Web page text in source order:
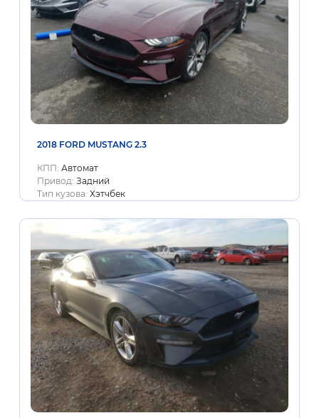
2018 FORD MUSTANG 2.3
КПП: Автомат
Привод: Задний
Тип кузова: Хэтчбек